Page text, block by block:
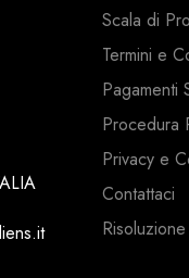
Scala di
Termini e
Pagamenti
Procedura
Privacy e
Contattaci